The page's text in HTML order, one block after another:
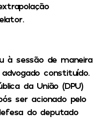
à sessão de maneira
constituído.
da União (DPU)
ser acionado pelo
do deputado